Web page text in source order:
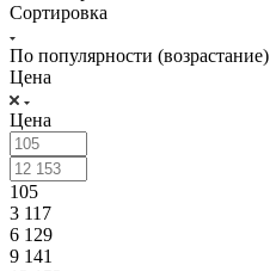
Сортировка
По популярности (возрастание)
Цена
Цена
105
3 117
6 129
9 141